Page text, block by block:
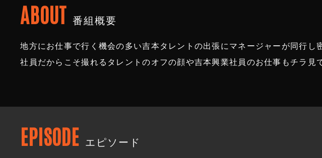
ABOUT 番組概要
地方にお仕事で行く機会の多い吉本タレントの出張にマネージャーが同行し
社員だからこそ撮れるタレントのオフの顔や吉本興業社員のお仕事もチラ見
EPISODE エピソード